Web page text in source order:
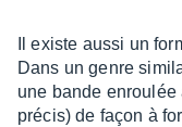
Il existe aussi un
Dans un genre
une bande enrou­lée
précis) de façon à